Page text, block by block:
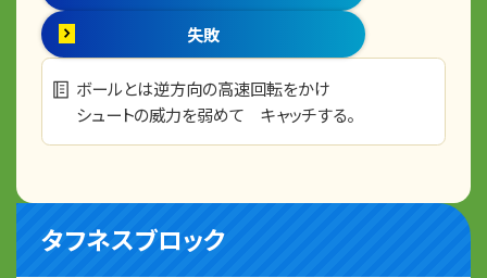
失敗
ボールとは逆方向の高速回転をかけ
シュートの威力を弱めて キャッチする。
タフネスブロック